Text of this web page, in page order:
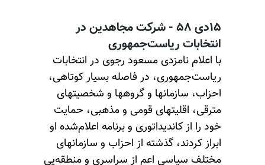
۱۵دی ۵۸ - شرکت مجاهدین در
انتخابات ریاست‌جمهوری
با اعلام نامزدی مسعود رجوی در انتخابات
ریاست‌جمهوری، در فاصله بسیار کوتاهی،
احزاب، سازمانها و گروهها و شخصیتهای
مترقی، اقلیتهای قومی و مذهبی، حمایت
خود را از کاندیداتوری و برنامه اعلام‌شده او
ابراز کردند، گذشته از احزاب و سازمانهای
مختلف سیاسی اعم از سراسری و منطقه‌یی